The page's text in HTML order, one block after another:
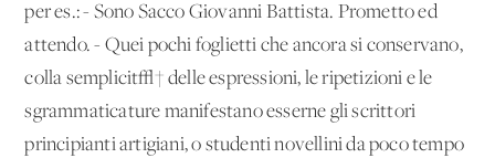
per es.: - Sono Sacco Giovanni Battista. Prometto ed
attendo. - Quei pochi foglietti che ancora si conservano,
colla semplicit√† delle espressioni, le ripetizioni e le
sgrammaticature manifestano esserne gli scrittori
principianti artigiani, o studenti novellini da poco tempo